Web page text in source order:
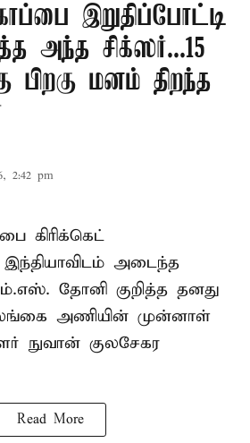
இறுதிப்போட்டி
அந்த சிக்ஸர்...15
பிறகு மனம் திறந்த
2:42 pm
கிரிக்கெட்
இந்தியாவிடம் அடைந்த
தோனி குறித்த தனது
அணியின் முன்னாள்
நுவான் குலசேகர
Read More